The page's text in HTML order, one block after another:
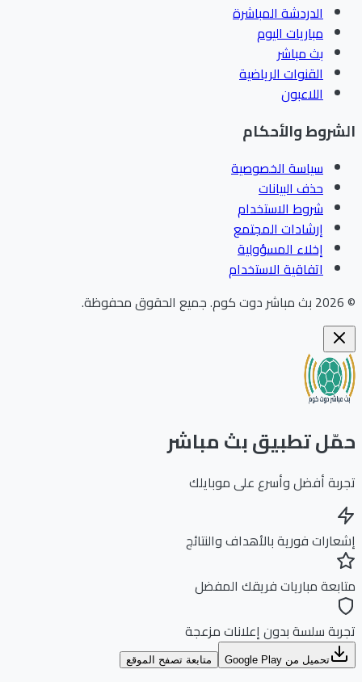
الدردشة المباشرة
مباريات اليوم
بث مباشر
القنوات الرياضية
اللاعبون
والأحكام
سياسة الخصوصية
حذف البيانات
شروط الاستخدام
إرشادات المجتمع
إخلاء المسؤولية
اتفاقية الاستخدام
بث مباشر دوت كوم.جميع الحقوق محفوظة.
تطبيق بث مباشر
أفضل وأسرع على موبايلك
فورية بالأهداف والنتائج
مباريات فريقك المفضل
سلسة بدون إعلانات مزعجة
تحميل من Google Play متابعة تصفح الموقع